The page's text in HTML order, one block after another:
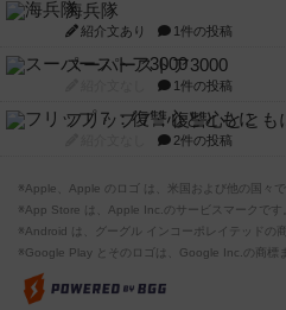
海兵隊
紹介文あり 1件の投稿
スーパーストア3000
1件の投稿
フリップ７：復讐心ととも
2件の投稿
※Apple、Apple のロゴ は、米国および他の国々
※App Store は、Apple Inc.のサービスマークです
※Android は、グーグル インコーポレイテッドの
※Google Play とそのロゴは、Google Inc.の商標